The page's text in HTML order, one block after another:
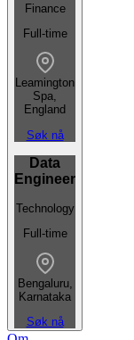
Finance
Full-time
Leamington
Spa,
England
Søk nå
Data
Engineer
Technology
Full-time
Bengaluru,
Karnataka
Søk nå